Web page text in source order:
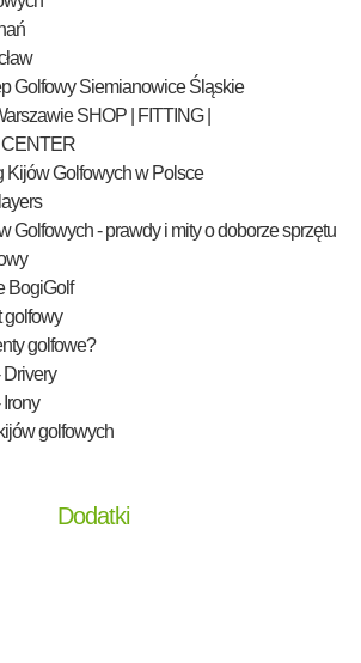
Golfowy Siemianowice Śląskie
SHOP | FITTING |
Kijów Golfowych w Polsce
Golfowych - prawdy i mity o doborze sprzętu
BogiGolf
golfowy
golfowe?
Drivery
Irony
golfowych
Dodatki